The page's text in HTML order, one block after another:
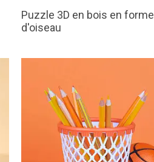
Puzzle 3D en bois en forme
d'oiseau